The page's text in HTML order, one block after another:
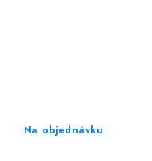
Na objednávku